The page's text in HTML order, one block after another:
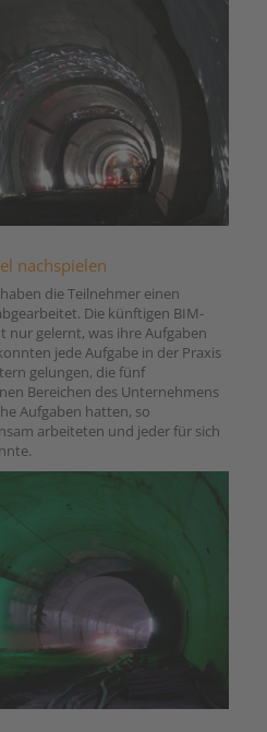
nachspielen
die Teilnehmer einen
Die künftigen BIM-
gelernt, was ihre Aufgaben
jede Aufgabe in der Praxis
gelungen, die fünf
Bereichen des Unternehmens
Aufgaben hatten, so
arbeiteten und jeder für sich